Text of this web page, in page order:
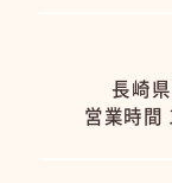
長崎
営業時